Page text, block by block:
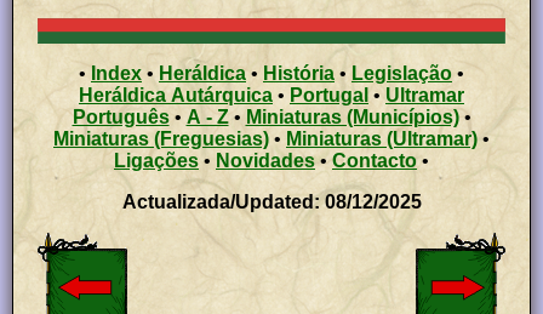
•Index • Heráldica• História • Legislação •
Heráldica Autárquica • Portugal • Ultramar
Português• A - Z• Miniaturas (Municípios)•
Miniaturas (Freguesias) • Miniaturas (Ultramar) •
Ligações • Novidades•Contacto•
Actualizada/Updated: 08/12/2025